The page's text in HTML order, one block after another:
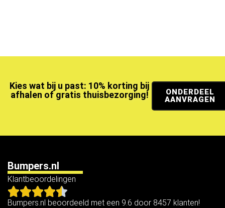
Kies wat bij u past: 10% korting bij
afhalen of gratis thuisbezorging!
ONDERDEEL
AANVRAGEN
Bumpers.nl
Klantbeoordelingen
Bumpers.nl beoordeeld met een 9.6 door 8457 klanten!